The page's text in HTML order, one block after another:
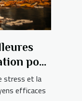
pour
corps
stress et la
efficaces